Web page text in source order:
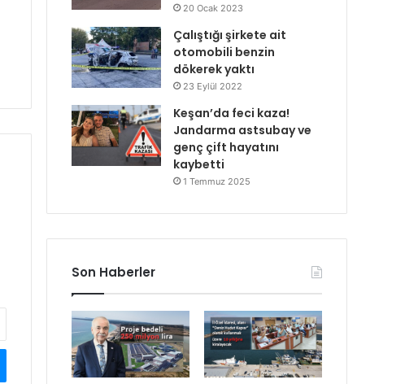
20 Ocak 2023
Çalıştığı şirkete ait
otomobili benzin
dökerek yaktı
23 Eylül 2022
Keşan’da feci kaza!
Jandarma astsubay ve
genç çift hayatını
kaybetti
1 Temmuz 2025
Son Haberler